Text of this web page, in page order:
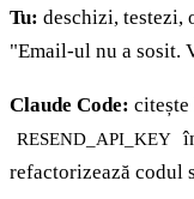
Tu: deschizi, testezi,
"Email-ul nu a sosit.
Claude Code:
RESEND_API_KEY
refactorizează codul